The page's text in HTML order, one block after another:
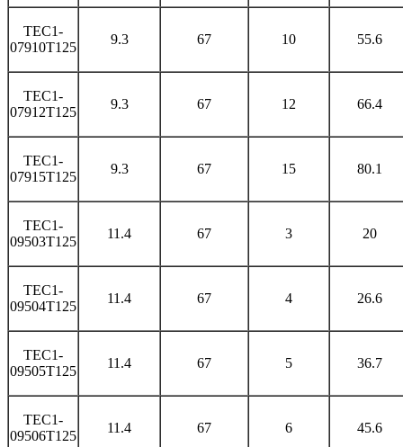
TEC1-
07910T125
9.3 67 10 55.6
TEC1-
07912T125
9.3 67 12 66.4
TEC1-
07915T125
9.3 67 15 80.1
TEC1-
09503T125
11.4 67 3 20
TEC1-
09504T125
11.4 67 4 26.6
TEC1-
09505T125
11.4 67 5 36.7
TEC1-
09506T125
11.4 67 6 45.6